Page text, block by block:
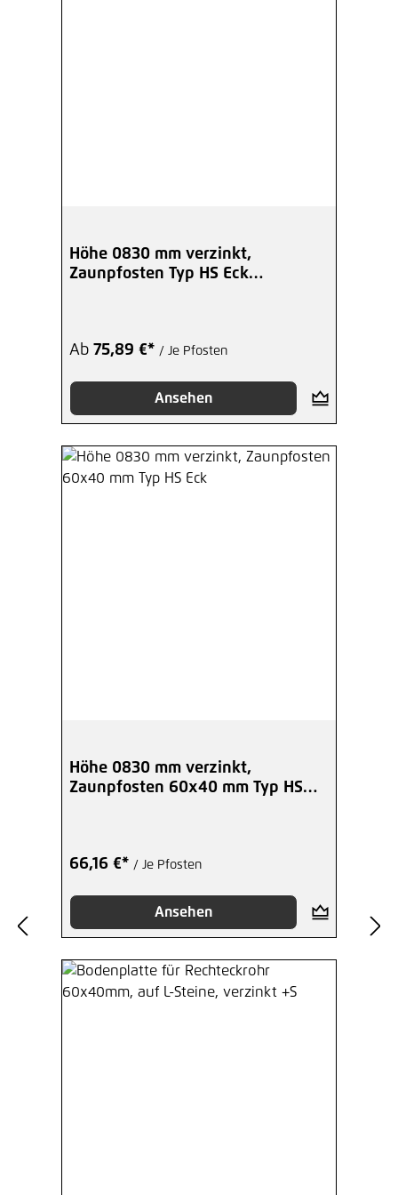
Blindnietmutter verzinkt
Höhe 0830 mm verzinkt,
Zaunpfosten Typ HS Eck
Ab 75,89 €* / Je Pfosten
Ansehen
Höhe 0830 mm verzinkt,
Zaunpfosten 60x40 mm Typ HS
66,16 €* / Je Pfosten
Ansehen